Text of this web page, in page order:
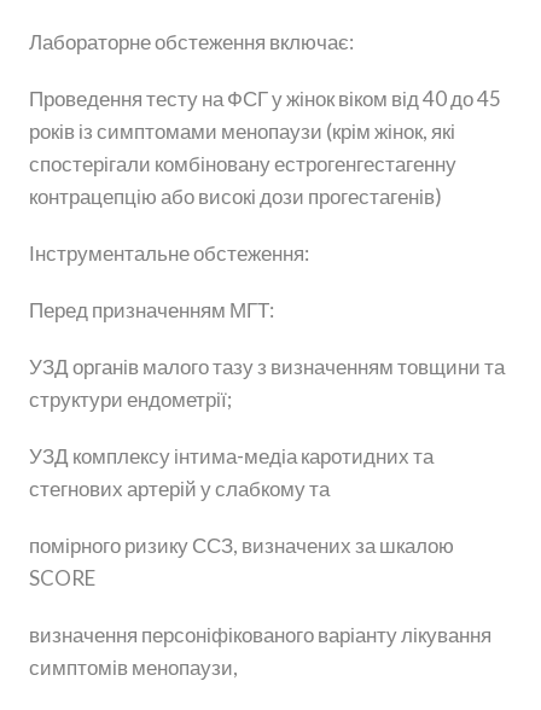
Лабораторне обстеження включає:
Проведення тесту на ФСГ у жінок віком від 40 до 45
років із симптомами менопаузи (крім жінок, які
спостерігали комбіновану естрогенгестагенну
контрацепцію або високі дози прогестагенів)
Інструментальне обстеження:
Перед призначенням МГТ:
УЗД органів малого тазу з визначенням товщини та
структури ендометрії;
УЗД комплексу інтима-медіа каротидних та
стегнових артерій у слабкому та
помірного ризику ССЗ, визначених за шкалою
SCORE
визначення персоніфікованого варіанту лікування
симптомів менопаузи,